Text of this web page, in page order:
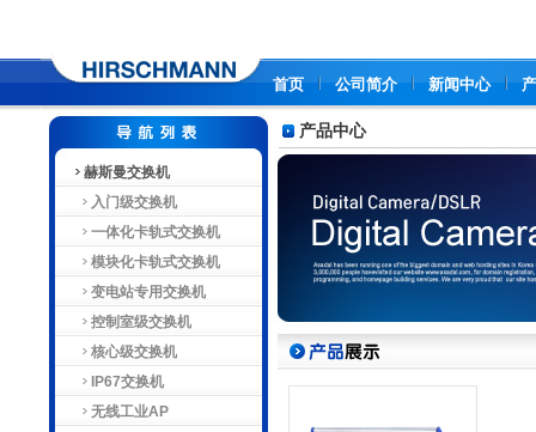
首页 公司简介 新闻中心
赫斯曼交换机
入门级交换机
一体化卡轨式交换机
模块化卡轨式交换机
变电站专用交换机
控制室级交换机
核心级交换机
IP67交换机
无线工业AP
产品中心